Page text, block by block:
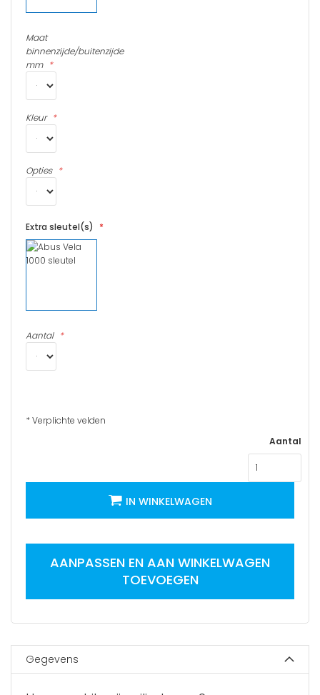
Maat
binnenzijde/buitenzijde
mm
Kleur
Opties
Extra sleutel(s)
Aantal
* Verplichte velden
Aantal
IN WINKELWAGEN
AANPASSEN EN AAN WINKELWAGEN
TOEVOEGEN
Gegevens